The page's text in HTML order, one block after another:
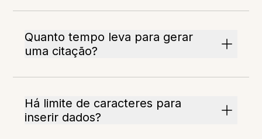
Quanto tempo leva para gerar
uma citação?
Há limite de caracteres para
inserir dados?